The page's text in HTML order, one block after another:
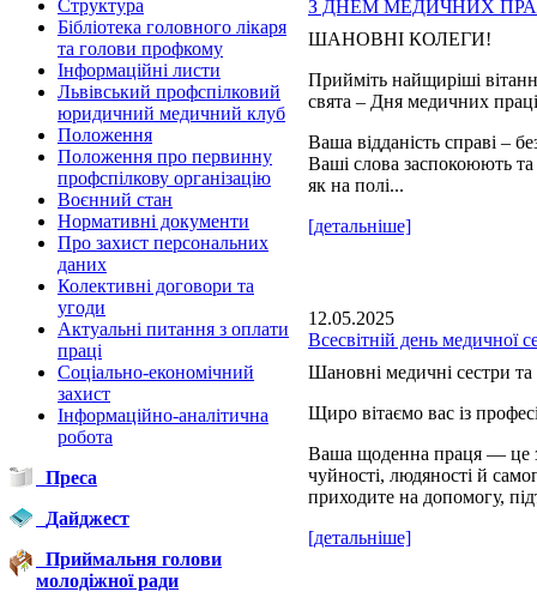
Структура
Бібліотека головного лікаря
та голови профкому
Інформаційні листи
Львівський профспілковий
юридичний медичний клуб
Положення
Положення про первинну
профспілкову організацію
Воєнний стан
Нормативні документи
Про захист персональних
даних
Колективні договори та
угоди
Актуальні питання з оплати
праці
Соціально-економічний
захист
Інформаційно-аналітична
робота
Преса
Дайджест
Приймальня голови
молодіжної ради
З ДНЕМ МЕДИЧНИХ
ШАНОВНІ КОЛЕГИ!
Прийміть найщиріші
свята – Дня медичних
Ваша відданість справі –
Ваші слова заспокоюють
як на полі...
[детальніше]
12.05.2025
Всесвітній день медичної
Шановні медичні сестри та
Щиро вітаємо вас із
Ваша щоденна праця — це
чуйності, людяності й
приходите на допомогу,
[детальніше]